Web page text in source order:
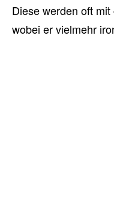
Diese werden oft
wobei er vielmehr